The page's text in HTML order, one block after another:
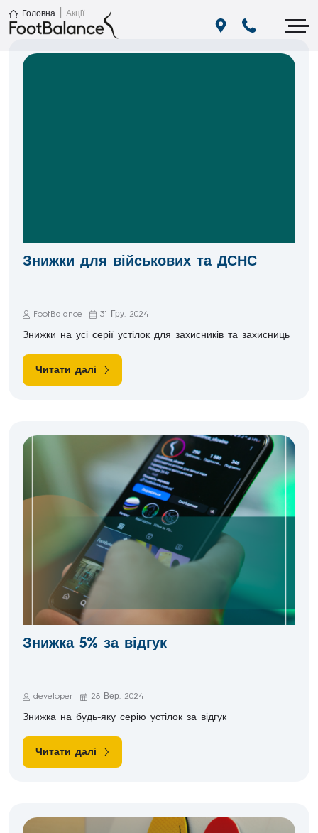
Головна Акції
Знижки для військових та ДСНС
FootBalance 31 Гру. 2024
Знижки на усі серії устілок для захисників та захисниць
Читати далі
Знижка 5% за відгук
developer 28 Вер. 2024
Знижка на будь-яку серію устілок за відгук
Читати далі